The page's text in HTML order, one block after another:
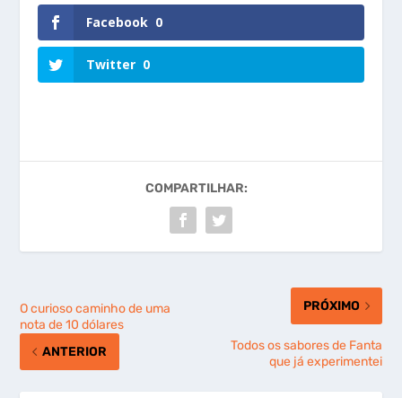
Facebook 0
Twitter 0
COMPARTILHAR:
O curioso caminho de uma
nota de 10 dólares
ANTERIOR
PRÓXIMO
Todos os sabores de Fanta
que já experimentei